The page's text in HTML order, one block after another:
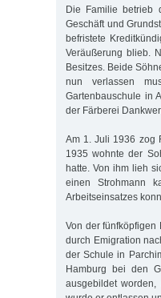
Die Familie betrieb
Geschäft und
befristete
Veräußerung blieb.
Besitzes. Beide
nun verlassen
Gartenbauschule in
der Färberei
Am 1. Juli 1936 zog
1935 wohnte der
hatte. Von ihm lieh
einen Strohmann
Arbeitseinsatzes
Von der fünfköpfigen
durch Emigration
der Schule in
Hamburg bei den
ausgebildet